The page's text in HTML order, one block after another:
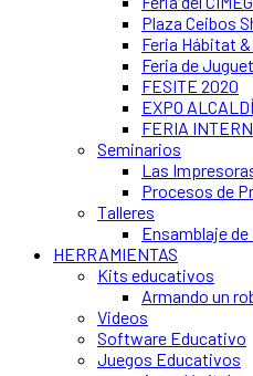
Plaza Ceibos
Feria Hábitat
Feria de
FESITE 2020
EXPO
FERIA
Seminarios
Las
Procesos de
Talleres
Ensamblaje
HERRAMIENTAS
Kits educativos
Armando un
Videos
Software Educativo
Juegos Educativos